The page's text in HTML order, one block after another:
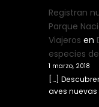
Registran
Parque
Viajeros en
especies
1 marzo, 2018
[…]
aves